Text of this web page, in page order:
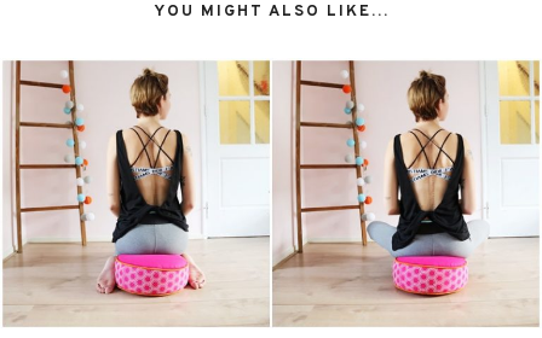
YOU MIGHT ALSO LIKE...